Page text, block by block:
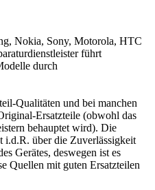
Nokia, Sony, Motorola, HTC
führt
durch
Qualitäten und bei manchen
Ersatzteile (obwohl das
behauptet wird). Die
i.d.R. über die Zuverlässigkeit
Gerätes, deswegen ist es
Quellen mit guten Ersatzteilen